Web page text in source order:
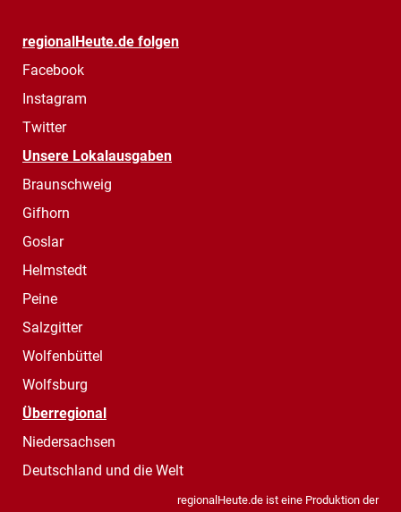
regionalHeute.de folgen
Facebook
Instagram
Twitter
Unsere Lokalausgaben
Braunschweig
Gifhorn
Goslar
Helmstedt
Peine
Salzgitter
Wolfenbüttel
Wolfsburg
Überregional
Niedersachsen
Deutschland und die Welt
regionalHeute.de ist eine Produktion der